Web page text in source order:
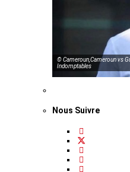
© Cameroun,Cameroun vs
Indomptables
Nous Suivre